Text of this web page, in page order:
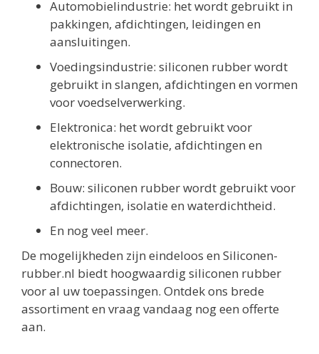
Automobielindustrie: het wordt gebruikt in
pakkingen, afdichtingen, leidingen en
aansluitingen.
Voedingsindustrie: siliconen rubber wordt
gebruikt in slangen, afdichtingen en vormen
voor voedselverwerking.
Elektronica: het wordt gebruikt voor
elektronische isolatie, afdichtingen en
connectoren.
Bouw: siliconen rubber wordt gebruikt voor
afdichtingen, isolatie en waterdichtheid.
En nog veel meer.
De mogelijkheden zijn eindeloos en Siliconen-
rubber.nl biedt hoogwaardig siliconen rubber
voor al uw toepassingen. Ontdek ons brede
assortiment en vraag vandaag nog een offerte
aan.